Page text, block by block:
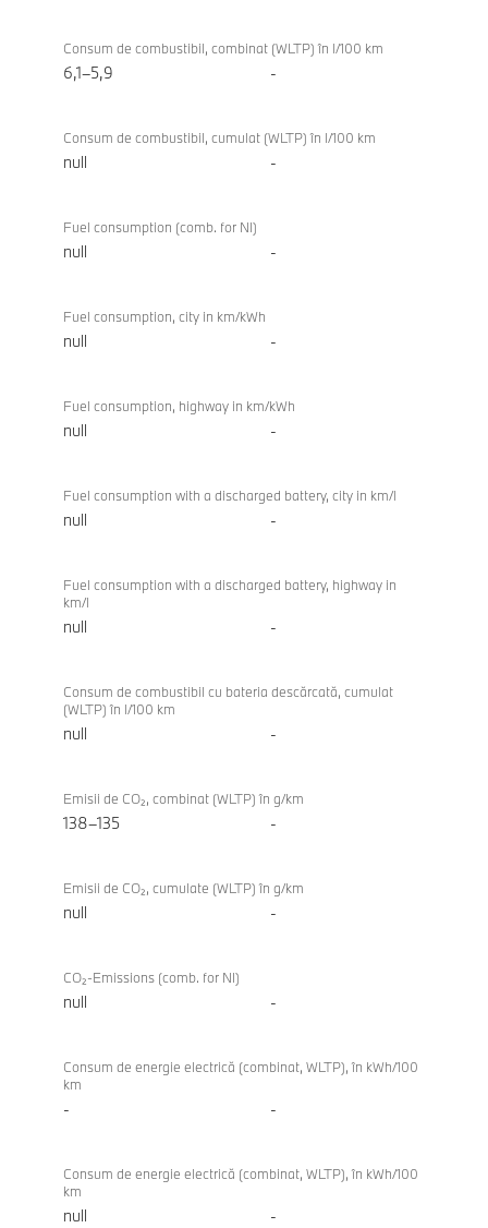
116
Consum de combustibil, combinat (WLTP) în l/100 km
6,1–5,9 -
Consum de combustibil, cumulat (WLTP) în l/100 km
null -
Fuel consumption (comb. for NI)
null -
Fuel consumption, city in km/kWh
null -
Fuel consumption, highway in km/kWh
null -
Fuel consumption with a discharged battery, city in km/l
null -
Fuel consumption with a discharged battery, highway in
km/l
null -
Consum de combustibil cu bateria descărcată, cumulat
(WLTP) în l/100 km
null -
Emisii de CO₂, combinat (WLTP) în g/km
138–135 -
Emisii de CO₂, cumulate (WLTP) în g/km
null -
CO₂-Emissions (comb. for NI)
null -
Consum de energie electrică (combinat, WLTP), în kWh/100
km
- -
Consum de energie electrică (combinat, WLTP), în kWh/100
km
null -